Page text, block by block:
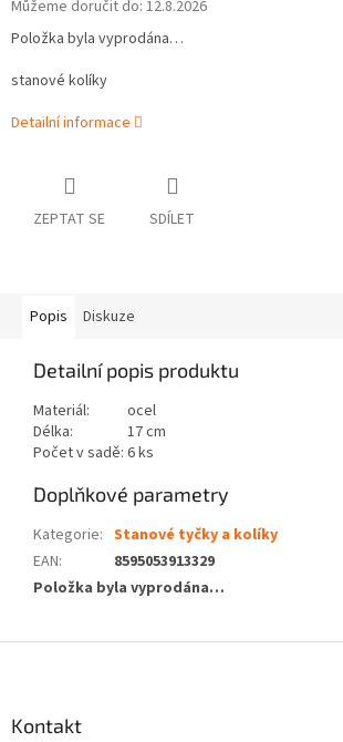
Můžeme doručit do: 12.8.2026
Položka byla vyprodána…
stanové kolíky
Detailní informace
ZEPTAT SE SDÍLET
Popis Diskuze
Detailní popis produktu
Materiál:
ocel
Délka:
17 cm
Počet v sadě: 6 ks
Doplňkové parametry
Kategorie: Stanové tyčky a kolíky
EAN:
8595053913329
Položka byla vyprodána…
Kontakt